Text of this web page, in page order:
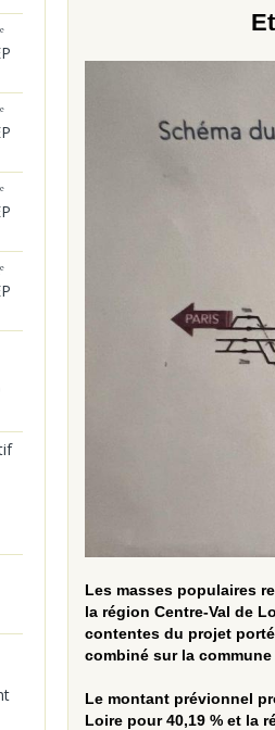
Les masses populaires
la région Centre-Val de
contentes du projet
combiné sur la
Le montant prévionnel
Loire pour 40,19 % et la